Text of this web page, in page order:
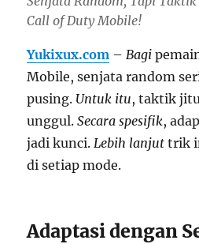
Call of Duty Mobile!
Yukixux.com –Bagi
Mobile, senjata random
pusing. Untuk itu, taktik
unggul.Secara spesifik,
jadi kunci.Lebih lanjut trik
di setiap mode.
Adaptasi dengan